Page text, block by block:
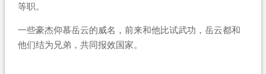
等职。
一些豪杰仰慕岳云的威名，前来和他比试武功，岳云都和
他们结为兄弟，共同报效国家。